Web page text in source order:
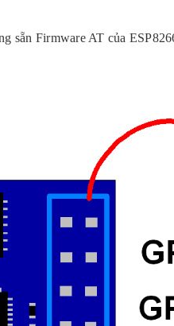
sẵn Firmware AT của